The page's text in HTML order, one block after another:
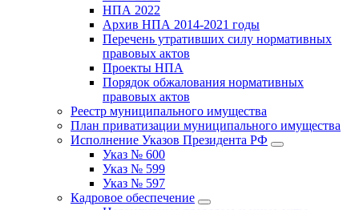
НПА 2022
Архив НПА 2014-2021 годы
Перечень утративших силу нормативных
правовых актов
Проекты НПА
Порядок обжалования нормативных
правовых актов
Реестр муниципального имущества
План приватизации муниципального имущества
Исполнение Указов Президента РФ
Указ № 600
Указ № 599
Указ № 597
Кадровое обеспечение